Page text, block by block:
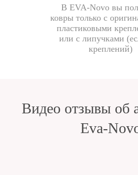
В EVA-Novo вы
ковры только с
пластиковыми
или с липучками
креплений)
Видео отзывы об
Eva-